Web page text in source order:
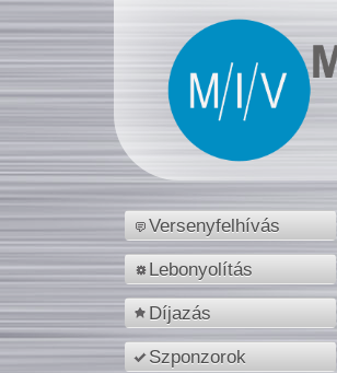
Versenyfelhívás
Lebonyolítás
Díjazás
Szponzorok